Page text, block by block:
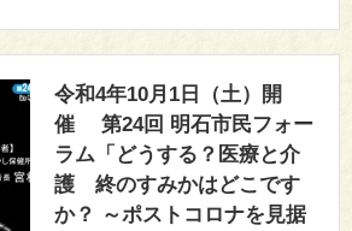
令和4年10月1日（土）開
催 第24回 明石市民フォー
ラム「どうする？医療と介
護 終のすみかはどこです
か？ ～ポストコロナを見据